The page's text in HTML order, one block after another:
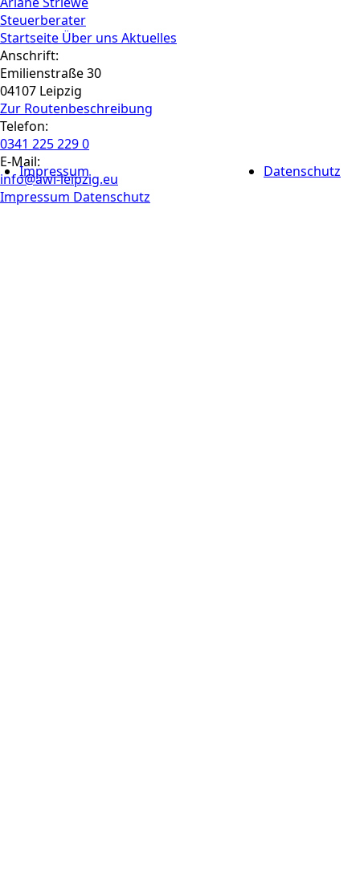
Impressum Datenschutz
Steuerberater
Startseite Über uns Aktuelles
Anschrift:
Emilienstraße 30
04107 Leipzig
Zur Routen­beschreibung
Telefon:
0341 225 229 0
E-Mail:
info@awi-leipzig.eu
Impressum Datenschutz